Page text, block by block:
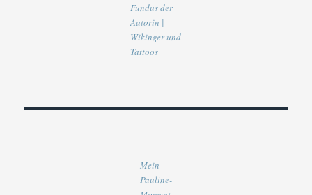
Fundus der
Autorin |
Wikinger und
Tattoos
Mein
Pauline-